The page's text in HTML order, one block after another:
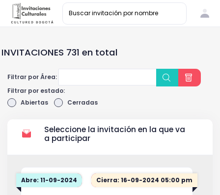
INVITACIONES 731 en total
Filtrar por Área:
Filtrar por estado:
Abiertas
Cerradas
Seleccione la invitación en la que va
a participar
Abre: 11-09-2024 Cierra: 16-09-2024 05:00 pm